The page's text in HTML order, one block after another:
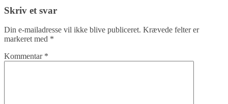
Skriv et svar
Din e-mailadresse vil ikke blive publiceret. Krævede felter er
markeret med *
Kommentar *